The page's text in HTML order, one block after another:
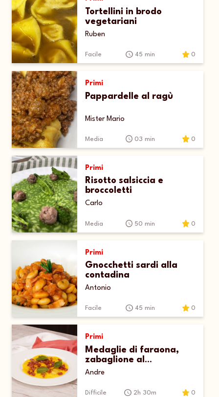
Tortellini in brodo
vegetariani
Ruben
Facile 45 min 0
Primi
Pappardelle al ragù
Mister Mario
Media 03 min 0
Primi
Risotto salsiccia e
broccoletti
Carlo
Media 50 min 0
Primi
Gnocchetti sardi alla
contadina
Antonio
Facile 45 min 0
Primi
Medaglie di faraona,
zabaglione al
parmigiano e prosciutto
Andre
Difficile 2h 30m 0